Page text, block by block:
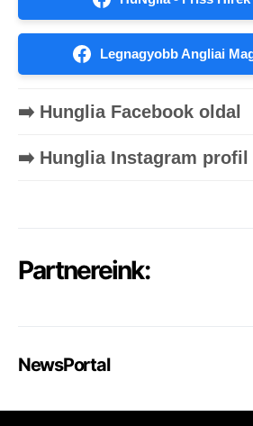
Legnagyobb Angliai
➡️ Hunglia Facebook oldal
➡️ Hunglia Instagram profil
Partnereink:
NewsPortal